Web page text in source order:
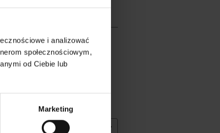
i analizować
społecznościowym,
od Ciebie lub
Marketing